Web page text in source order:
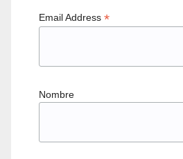
Email Address *
Nombre